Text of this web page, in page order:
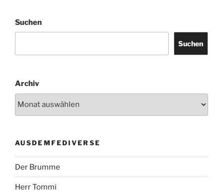
Suchen
Suchen
Archiv
AUSDEMFEDIVERSE
Der Brumme
Herr Tommi